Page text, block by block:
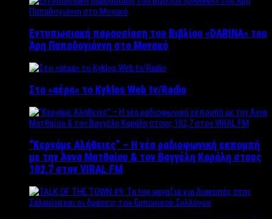
Εντυπωσιακή παρουσίαση του Βιβλίου «DARINA» του
Άρη Παπαδογιάννη στο Μονακό
Στο «αέρα» το Kyklos Web tv/Radio
“Kερνάμε Αλήθειες” – Η νέα ραδιοφωνική εκπομπή
με την Άννα Ματθαίου & τον Βαγγέλη Καράλη στους
102,7 στον VIRAL FM